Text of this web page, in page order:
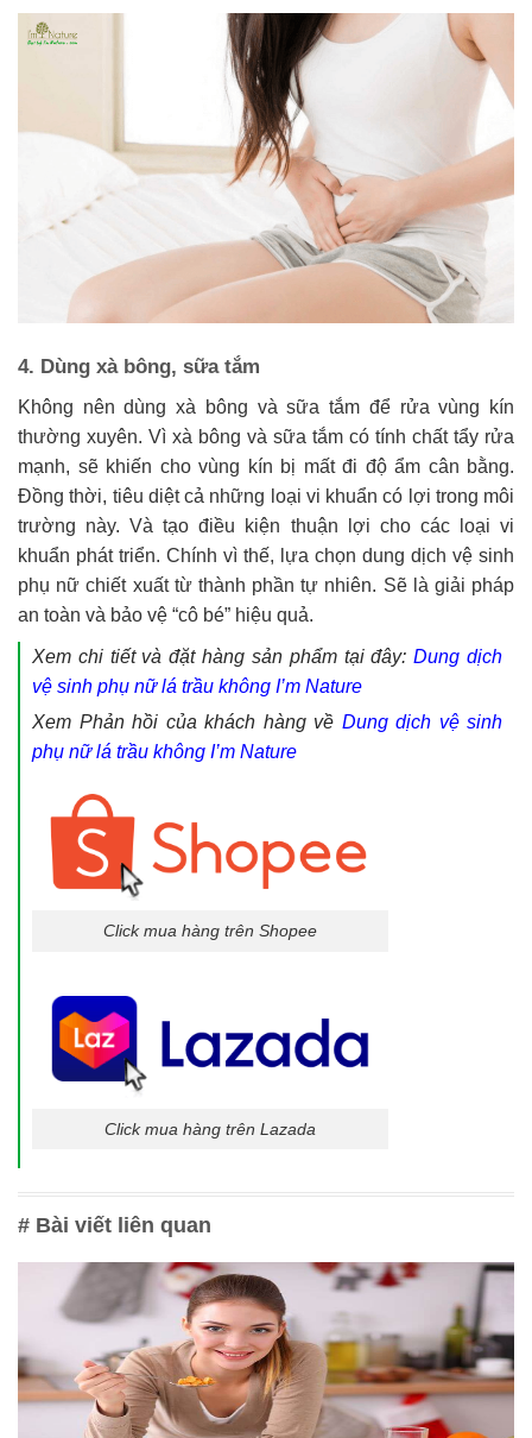
4. Dùng xà bông, sữa tắm
Không nên dùng xà bông và sữa tắm để rửa vùng kín
thường xuyên. Vì xà bông và sữa tắm có tính chất tẩy rửa
mạnh, sẽ khiến cho vùng kín bị mất đi độ ẩm cân bằng.
Đồng thời, tiêu diệt cả những loại vi khuẩn có lợi trong môi
trường này. Và tạo điều kiện thuận lợi cho các loại vi
khuẩn phát triển. Chính vì thế, lựa chọn dung dịch vệ sinh
phụ nữ chiết xuất từ thành phần tự nhiên. Sẽ là giải pháp
an toàn và bảo vệ “cô bé” hiệu quả.
Xem chi tiết và đặt hàng sản phẩm tại đây: Dung dịch
vệ sinh phụ nữ lá trầu không I’m Nature
Xem Phản hồi của khách hàng về Dung dịch vệ sinh
phụ nữ lá trầu không I’m Nature
Click mua hàng trên Shopee
Click mua hàng trên Lazada
# Bài viết liên quan